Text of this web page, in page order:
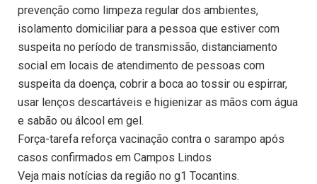
prevenção como limpeza regular dos ambientes,
isolamento domiciliar para a pessoa que estiver com
suspeita no período de transmissão, distanciamento
social em locais de atendimento de pessoas com
suspeita da doença, cobrir a boca ao tossir ou espirrar,
usar lenços descartáveis e higienizar as mãos com água
e sabão ou álcool em gel.
Força-tarefa reforça vacinação contra o sarampo após
casos confirmados em Campos Lindos
Veja mais notícias da região no g1 Tocantins.